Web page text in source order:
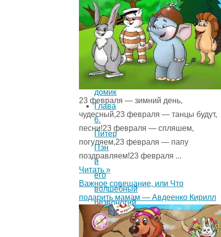
4.
Время
закрытия
Глава
5.
Волшебный
домик
Глава
6.
Питер
Пэн
и
его
волшебный
резвоногий
козлик
23 февраля — зимний день,
чудесный,23 февраля — танцы будут,
песни!23 февраля — спляшем,
погуляем,23 февраля — папу
поздравляем!23 февраля ...
Читать »
Важное совещание, или Что
подарить мамам — Авдеенко Кирилл